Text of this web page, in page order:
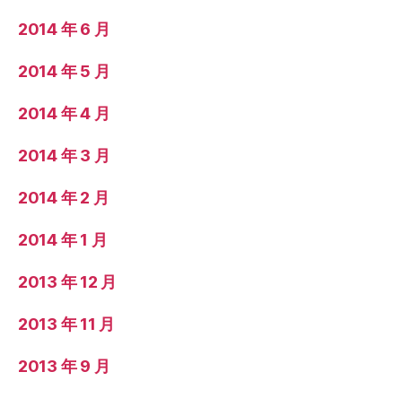
2014 年 6 月
2014 年 5 月
2014 年 4 月
2014 年 3 月
2014 年 2 月
2014 年 1 月
2013 年 12 月
2013 年 11 月
2013 年 9 月